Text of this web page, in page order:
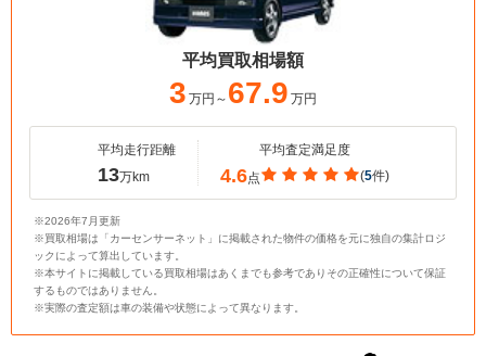
平均買取相場額
3 万円～ 67.9 万円
平均走行距離
13万km
平均査定満足度
4.6点 (5件)
※2026年7月更新
※買取相場は「カーセンサーネット」に掲載された物件の価格を元に独自の集計ロジ
ックによって算出しています。
※本サイトに掲載している買取相場はあくまでも参考でありその正確性について保証
するものではありません。
※実際の査定額は車の装備や状態によって異なります。